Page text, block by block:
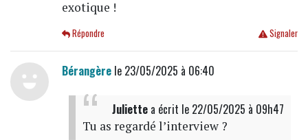
exotique !
Signaler
Répondre
Bérangèrele 23/05/2025 à 06:40
Juliettea écrit le 22/05/2025 à 09h47
Tu as regardé l’interview ?